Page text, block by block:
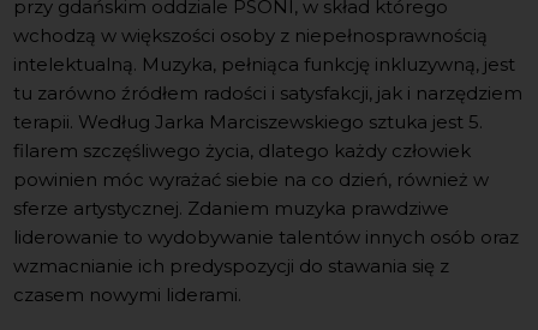
przy gdańskim oddziale PSONI, w skład którego
wchodzą w większości osoby z niepełnosprawnością
intelektualną. Muzyka, pełniąca funkcję inkluzywną, jest
tu zarówno źródłem radości i satysfakcji, jak i narzędziem
terapii. Według Jarka Marciszewskiego sztuka jest 5.
filarem szczęśliwego życia, dlatego każdy człowiek
powinien móc wyrażać siebie na co dzień, również w
sferze artystycznej. Zdaniem muzyka prawdziwe
liderowanie to wydobywanie talentów innych osób oraz
wzmacnianie ich predyspozycji do stawania się z
czasem nowymi liderami.